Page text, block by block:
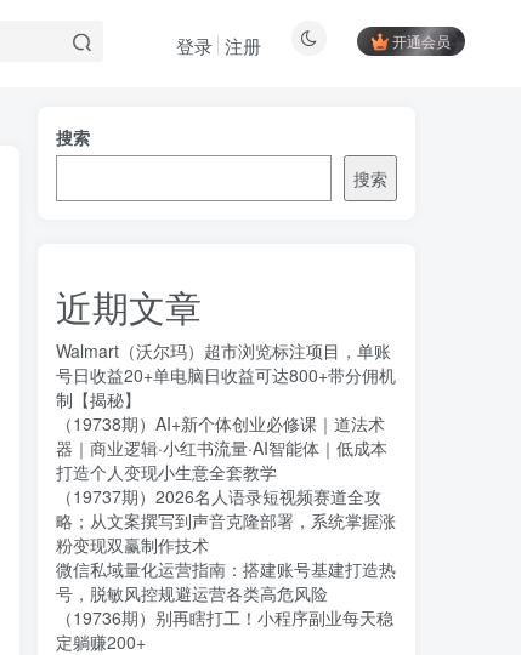
开通会员
登录 注册
搜索
搜索
近期文章
Walmart（沃尔玛）超市浏览标注项目，单账
号日收益20+单电脑日收益可达800+带分佣机
制【揭秘】
（19738期）AI+新个体创业必修课｜道法术
器｜商业逻辑·小红书流量·AI智能体｜低成本
打造个人变现小生意全套教学
（19737期）2026名人语录短视频赛道全攻
略；从文案撰写到声音克隆部署，系统掌握涨
粉变现双赢制作技术
微信私域量化运营指南：搭建账号基建打造热
号，脱敏风控规避运营各类高危风险
（19736期）别再瞎打工！小程序副业每天稳
定躺赚200+